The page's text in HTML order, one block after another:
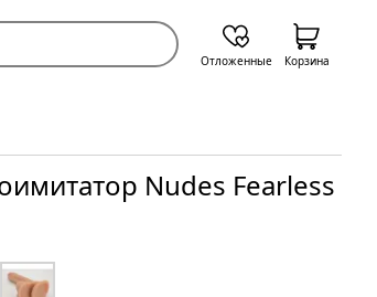
Nudes Fearless
Отложенные Корзина